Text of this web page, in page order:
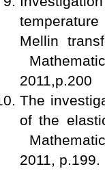
Mellin
2011,р.200
The
of the
2011, p.199.